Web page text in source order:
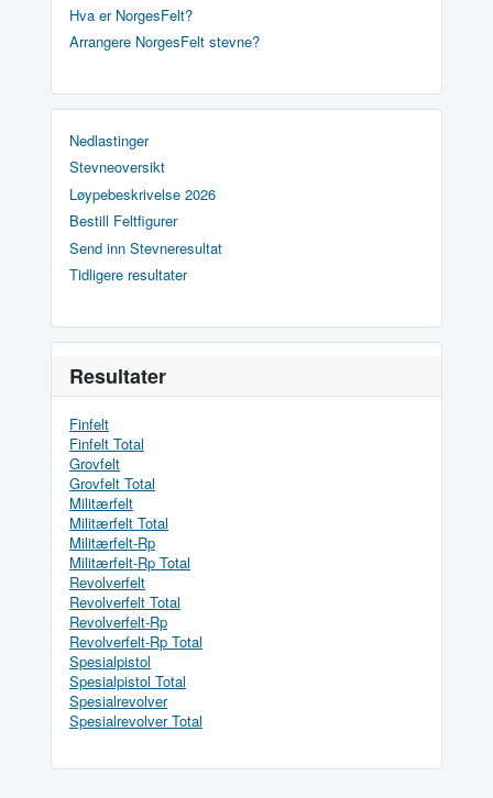
Hva er NorgesFelt?
Arrangere NorgesFelt stevne?
Nedlastinger
Stevneoversikt
Løypebeskrivelse 2026
Bestill Feltfigurer
Send inn Stevneresultat
Tidligere resultater
Resultater
Finfelt
Finfelt Total
Grovfelt
Grovfelt Total
Militærfelt
Militærfelt Total
Militærfelt-Rp
Militærfelt-Rp Total
Revolverfelt
Revolverfelt Total
Revolverfelt-Rp
Revolverfelt-Rp Total
Spesialpistol
Spesialpistol Total
Spesialrevolver
Spesialrevolver Total